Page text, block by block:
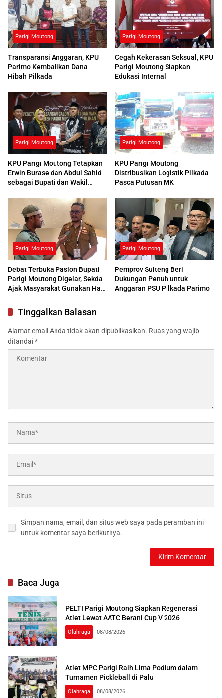
Parigi Moutong
Transparansi Anggaran, KPU
Parimo Kembalikan Dana
Hibah Pilkada
Parigi Moutong
Cegah Kekerasan Seksual, KPU
Parigi Moutong Siapkan
Edukasi Internal
Parigi Moutong
KPU Parigi Moutong Tetapkan
Erwin Burase dan Abdul Sahid
sebagai Bupati dan Wakil
Parigi Moutong
KPU Parigi Moutong
Distribusikan Logistik Pilkada
Pasca Putusan MK
Parigi Moutong
Debat Terbuka Paslon Bupati
Parigi Moutong Digelar, Sekda
Ajak Masyarakat Gunakan Hak
Parigi Moutong
Pemprov Sulteng Beri
Dukungan Penuh untuk
Anggaran PSU Pilkada Parimo
Tinggalkan Balasan
Alamat email Anda tidak akan dipublikasikan. Ruas yang wajib
ditandai*
Simpan nama, email, dan situs web saya pada peramban ini
untuk komentar saya berikutnya.
Baca Juga
PELTI Parigi Moutong Siapkan Regenerasi
Atlet Lewat AATC Berani Cup V 2026
Olahraga 08/08/2026
Atlet MPC Parigi Raih Lima Podium dalam
Turnamen Pickleball di Palu
Olahraga 08/08/2026